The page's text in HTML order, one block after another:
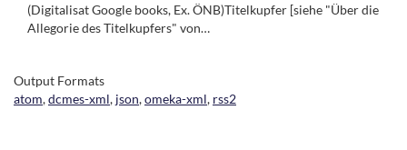
(Digitalisat Google books, Ex. ÖNB)Titelkupfer [siehe "Über die
Allegorie des Titelkupfers" von…
Output Formats
atom,dcmes-xml, json,omeka-xml, rss2